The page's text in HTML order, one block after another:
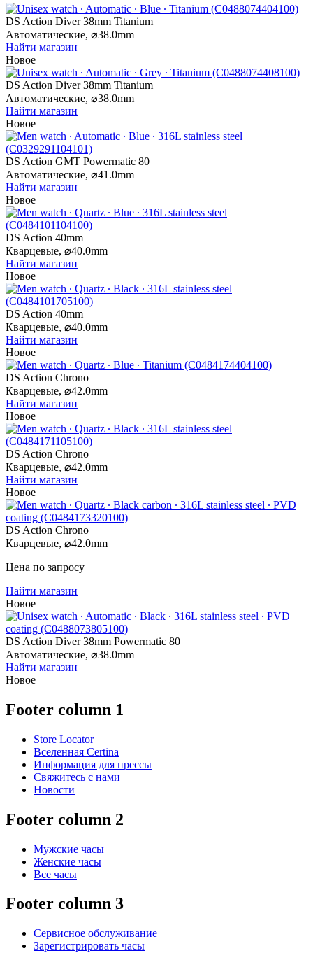
DS Action Diver 38mm Titanium
Автоматические, ⌀38.0mm
Найти магазин
Новое
DS Action Diver 38mm Titanium
Автоматические, ⌀38.0mm
Найти магазин
Новое
DS Action GMT Powermatic 80
Автоматические, ⌀41.0mm
Найти магазин
Новое
DS Action 40mm
Кварцевые, ⌀40.0mm
Найти магазин
Новое
DS Action 40mm
Кварцевые, ⌀40.0mm
Найти магазин
Новое
DS Action Chrono
Кварцевые, ⌀42.0mm
Найти магазин
Новое
DS Action Chrono
Кварцевые, ⌀42.0mm
Найти магазин
Новое
DS Action Chrono
Кварцевые, ⌀42.0mm
Цена по запросу
Найти магазин
Новое
DS Action Diver 38mm Powermatic 80
Автоматические, ⌀38.0mm
Найти магазин
Новое
Footer column 1
Store Locator
Вселенная Certina
Информация для прессы
Свяжитесь с нами
Новости
Footer column 2
Мужские часы
Женские часы
Все часы
Footer column 3
Сервисное обслуживание
Зарегистрировать часы